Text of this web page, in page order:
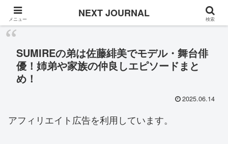
Once in a while
SUMIREの弟は佐藤緋美でモデル・舞台俳
優！姉弟や家族の仲良しエピソードまと
め！
2025.06.14
アフィリエイト広告を利用しています。
メニュー NEXT JOURNAL 検索